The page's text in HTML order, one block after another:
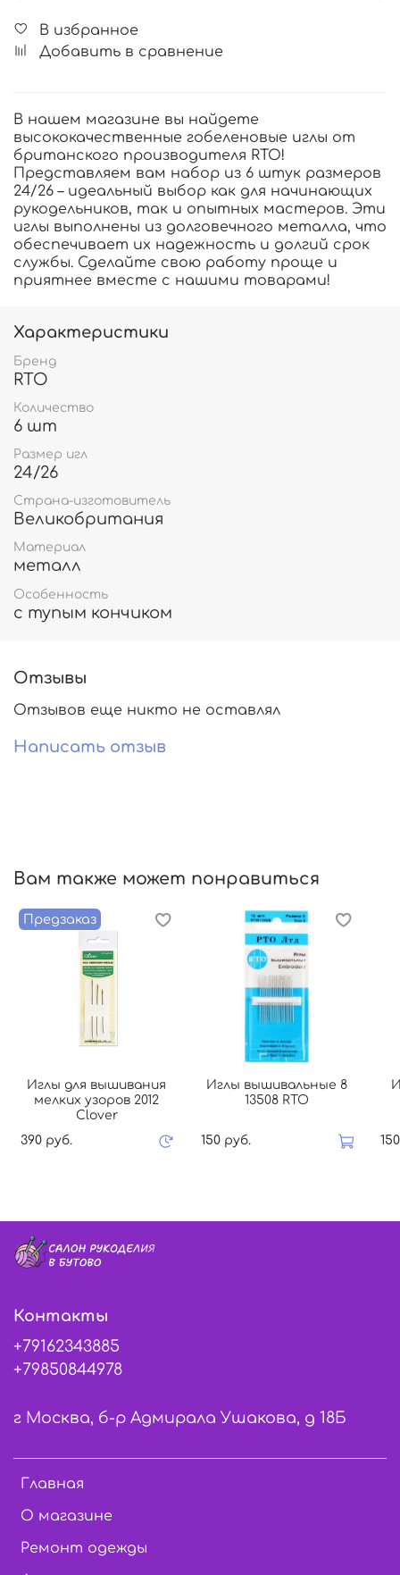
В избранное
Добавить в сравнение
В нашем магазине вы найдете
высококачественные гобеленовые иглы от
британского производителя RTO!
Представляем вам набор из 6 штук размеров
24/26 – идеальный выбор как для начинающих
рукодельников, так и опытных мастеров. Эти
иглы выполнены из долговечного металла, что
обеспечивает их надежность и долгий срок
службы. Сделайте свою работу проще и
приятнее вместе с нашими товарами!
Характеристики
Бренд
RTO
Количество
6 шт
Размер игл
24/26
Страна-изготовитель
Великобритания
Материал
металл
Особенность
с тупым кончиком
Отзывы
Отзывов еще никто не оставлял
Написать отзыв
Вам также может понравиться
Предзаказ
Иглы для вышивания
мелких узоров 2012
Clover
390 руб.
Иглы вышивальные 8
13508 RTO
150 руб.
Главная
О магазине
Ремонт одежды
Контакты
+79162343885
+79850844978
г Москва, б-р Адмирала Ушакова, д 18Б